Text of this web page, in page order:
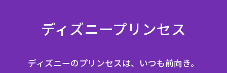
ディズニープリンセス
ディズニーのプリンセスは、いつも前向き。